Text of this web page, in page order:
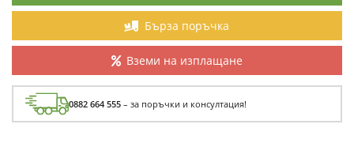
Бърза поръчка
Вземи на изплащане
0882 664 555 – за поръчки и консултация!